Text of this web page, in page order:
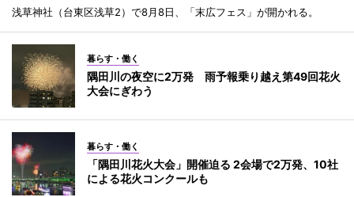
浅草神社（台東区浅草2）で8月8日、「末広フェス」が開かれる。
暮らす・働く
隅田川の夜空に2万発 雨予報乗り越え第49回花火
大会にぎわう
暮らす・働く
「隅田川花火大会」開催迫る 2会場で2万発、10社
による花火コンクールも